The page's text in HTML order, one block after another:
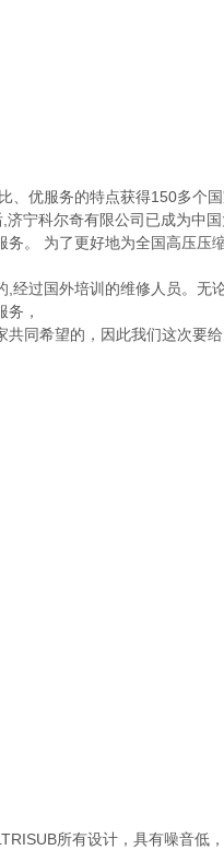
、优服务的特点获得150多个
宁科尔奇有限公司已成为中国
。 为了更好地为全国高压压
过国外培训的维修人员。无
，
同希望的，因此我们这次要
所有设计，具有噪音低